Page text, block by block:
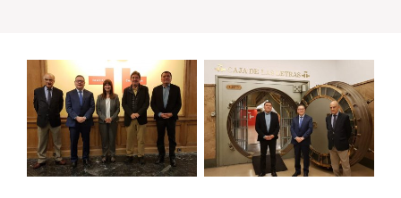
Alumni
English